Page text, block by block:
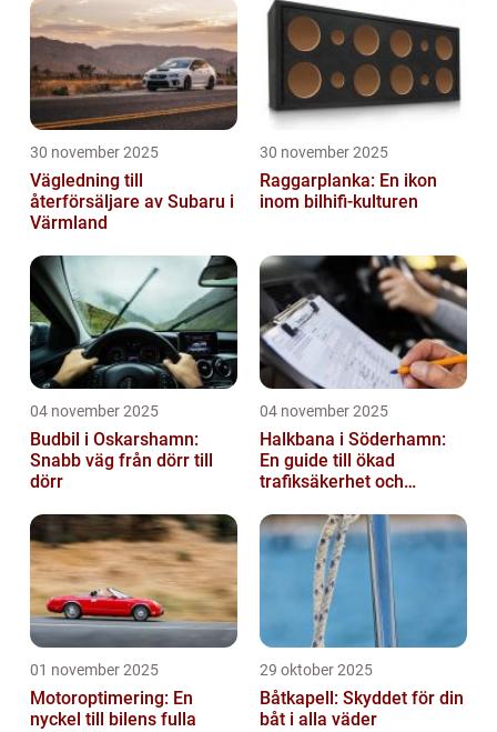
30 november 2025
Vägledning till
återförsäljare av Subaru i
Värmland
30 november 2025
Raggarplanka: En ikon
inom bilhifi-kulturen
04 november 2025
Budbil i Oskarshamn:
Snabb väg från dörr till
dörr
04 november 2025
Halkbana i Söderhamn:
En guide till ökad
trafiksäkerhet och
01 november 2025
Motoroptimering: En
nyckel till bilens fulla
29 oktober 2025
Båtkapell: Skyddet för din
båt i alla väder